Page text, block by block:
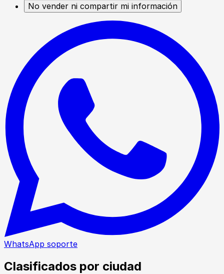
No vender ni compartir mi información
WhatsApp soporte
Clasificados por ciudad